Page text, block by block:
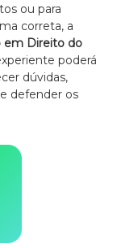
ou para
correta, a
em Direito do
poderá
dúvidas,
defender os